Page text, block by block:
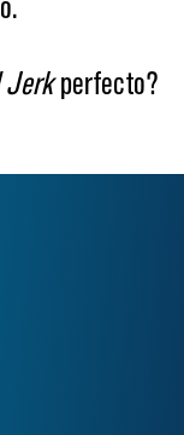
Jerkperfecto?